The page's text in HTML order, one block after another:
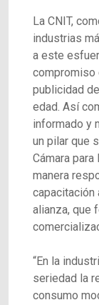
La CNIT,
industrias
a este
compromiso
publicidad
edad. Así
informado y
un pilar que
Cámara
manera
alianza, que
“En la
seriedad la
consumo